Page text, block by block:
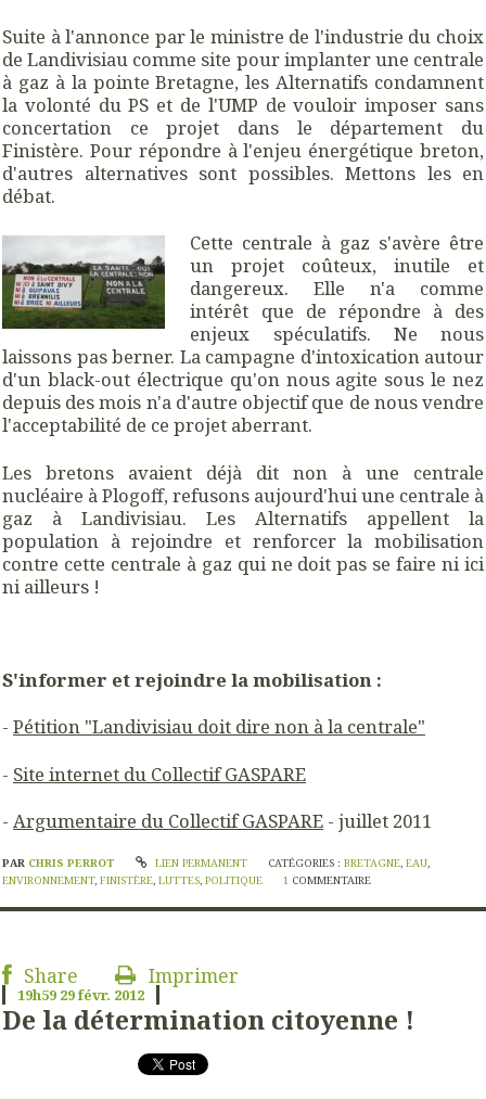
Suite à l'annonce par le ministre de l'industrie du choix
de Landivisiau comme site pour implanter une centrale
à gaz à la pointe Bretagne, les Alternatifs condamnent
la volonté du PS et de l'UMP de vouloir imposer sans
concertation ce projet dans le département du
Finistère. Pour répondre à l'enjeu énergétique breton,
d'autres alternatives sont possibles. Mettons les en
débat.
Cette centrale à gaz s'avère être
un projet coûteux, inutile et
dangereux. Elle n'a comme
intérêt que de répondre à des
enjeux spéculatifs. Ne nous
laissons pas berner. La campagne d'intoxication autour
d'un black-out électrique qu'on nous agite sous le nez
depuis des mois n'a d'autre objectif que de nous vendre
l'acceptabilité de ce projet aberrant.
Les bretons avaient déjà dit non à une centrale
nucléaire à Plogoff, refusons aujourd'hui une centrale à
gaz à Landivisiau. Les Alternatifs appellent la
population à rejoindre et renforcer la mobilisation
contre cette centrale à gaz qui ne doit pas se faire ni ici
ni ailleurs !
S'informer et rejoindre la mobilisation :
- Pétition "Landivisiau doit dire non à la centrale"
- Site internet du Collectif GASPARE
- Argumentaire du Collectif GASPARE - juillet 2011
PAR CHRIS PERROT LIEN PERMANENT CATÉGORIES :BRETAGNE,EAU,
ENVIRONNEMENT, FINISTÈRE, LUTTES, POLITIQUE 1 COMMENTAIRE
Share Imprimer
19h59 29févr. 2012
De la détermination citoyenne !